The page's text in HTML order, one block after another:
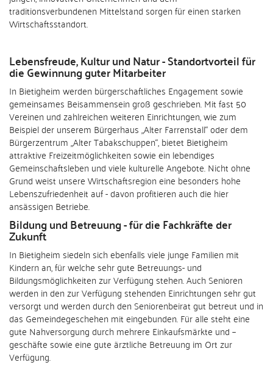
traditionsverbundenen Mittelstand sorgen für einen starken
Wirtschaftsstandort.
Lebensfreude, Kultur und Natur - Standortvorteil für
die Gewinnung guter Mitarbeiter
In Bietigheim werden bürgerschaftliches Engagement sowie
gemeinsames Beisammensein groß geschrieben. Mit fast 50
Vereinen und zahlreichen weiteren Einrichtungen, wie zum
Beispiel der unserem Bürgerhaus „Alter Farrenstall“ oder dem
Bürgerzentrum „Alter Tabakschuppen“, bietet Bietigheim
attraktive Freizeitmöglichkeiten sowie ein lebendiges
Gemeinschaftsleben und viele kulturelle Angebote. Nicht ohne
Grund weist unsere Wirtschaftsregion eine besonders hohe
Lebenszufriedenheit auf - davon profitieren auch die hier
ansässigen Betriebe.
Bildung und Betreuung - für die Fachkräfte der
Zukunft
In Bietigheim siedeln sich ebenfalls viele junge Familien mit
Kindern an, für welche sehr gute Betreuungs- und
Bildungsmöglichkeiten zur Verfügung stehen. Auch Senioren
werden in den zur Verfügung stehenden Einrichtungen sehr gut
versorgt und werden durch den Seniorenbeirat gut betreut und in
das Gemeindegeschehen mit eingebunden. Für alle steht eine
gute Nahversorgung durch mehrere Einkaufsmärkte und –
geschäfte sowie eine gute ärztliche Betreuung im Ort zur
Verfügung.